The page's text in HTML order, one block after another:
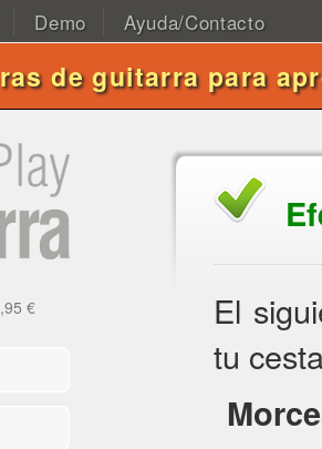
Demo Ayuda/Contacto
de guitarra para
€
El
tu